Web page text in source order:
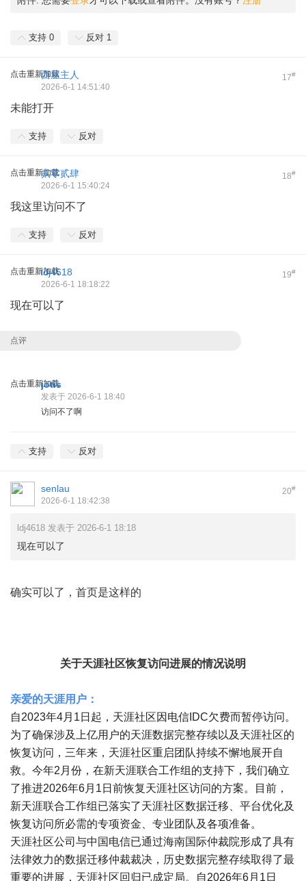
支持 0 反对 1
点击重新加载 17#
西屋主人
2026-6-1 14:51:40
未能打开
支持 反对
点击重新加载 18#
贰零贰肆
2026-6-1 15:40:24
我这里访问不了
支持 反对
点击重新加载 19#
ldj4618
2026-6-1 18:18:22
现在可以了
点评
点击重新加载
jotis
发表于 2026-6-1 18:40
访问不了啊
支持 反对
20#
senlau
2026-6-1 18:42:38
ldj4618 发表于 2026-6-1 18:18
现在可以了
确实可以了，首页是这样的
关于天涯社区恢复访问进展的情况说明
亲爱的天涯用户：
自2023年4月1日起，天涯社区因电信IDC欠费而暂停访问。
为了确保涉及上亿用户的天涯数据完整存续以及天涯社区的
恢复访问，三年来，天涯社区重启团队持续不懈地展开自
救。今年2月份，在新天涯联合工作组的支持下，我们确立
了推进2026年6月1日前恢复天涯社区访问的方案。目前，
新天涯联合工作组已落实了天涯社区数据迁移、平台优化及
恢复访问所必需的专项资金、专业团队及各项准备。
天涯社区公司与中国电信已通过海南国际仲裁院形成了具有
法律效力的数据迁移仲裁裁决，历史数据完整存续取得了最
重要的进展，天涯社区回归已成定局。自2026年6月1日